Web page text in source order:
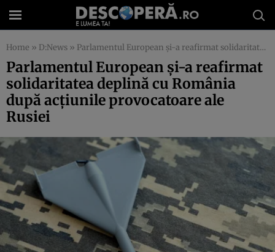
Home » D:News » Parlamentul European și-a reafirmat solidaritatea deplină cu România după acțiunile provocatoare ale Rusiei
Parlamentul European și-a reafirmat
solidaritatea deplină cu România
după acțiunile provocatoare ale
Rusiei